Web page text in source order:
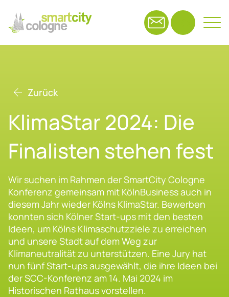
Zurück
Kli­ma­Star 2024: Die
Fi­na­lis­ten ste­hen fest
Wir suchen im Rahmen der SmartCity Cologne
Konferenz gemeinsam mit KölnBusiness auch in
diesem Jahr wieder Kölns KlimaStar. Bewerben
konnten sich Kölner Start-ups mit den besten
Ideen, um Kölns Klimaschutzziele zu erreichen
und unsere Stadt auf dem Weg zur
Klimaneutralität zu unterstützen. Eine Jury hat
nun fünf Start-ups ausgewählt, die ihre Ideen bei
der SCC-Konferenz am 14. Mai 2024 im
Historischen Rathaus vorstellen.